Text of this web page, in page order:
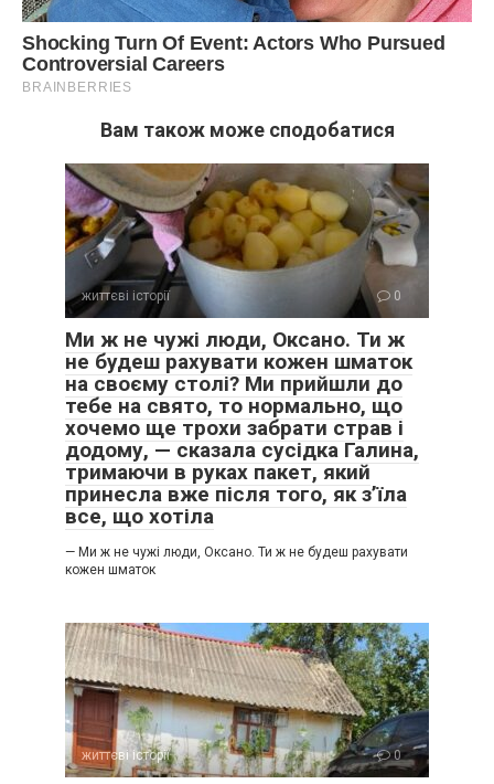
Вам також може сподобатися
життєві історії 0
Ми ж не чужі люди, Оксано. Ти ж
не будеш рахувати кожен шматок
на своєму столі? Ми прийшли до
тебе на свято, то нормально, що
хочемо ще трохи забрати страв і
додому, — сказала сусідка Галина,
тримаючи в руках пакет, який
принесла вже після того, як з’їла
все, що хотіла
— Ми ж не чужі люди, Оксано. Ти ж не будеш рахувати
кожен шматок
життєві історії 0